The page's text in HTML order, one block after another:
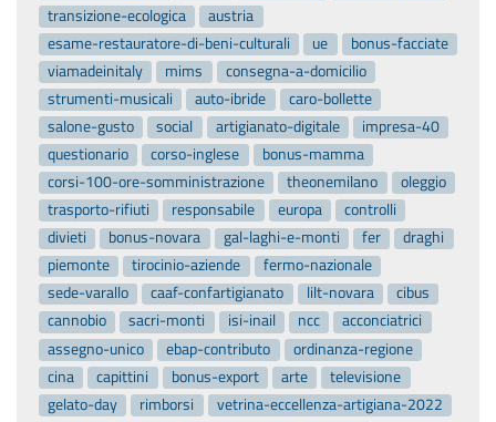
transizione-ecologica
austria
esame-restauratore-di-beni-culturali
ue
bonus-facciate
viamadeinitaly
mims
consegna-a-domicilio
strumenti-musicali
auto-ibride
caro-bollette
salone-gusto
social artigianato-digitale
impresa-40
questionario
corso-inglese
bonus-mamma
corsi-100-ore-somministrazione
theonemilano
oleggio
trasporto-rifiuti
responsabile europa
controlli
divieti
bonus-novara gal-laghi-e-monti fer
draghi
piemonte
tirocinio-aziende
fermo-nazionale
sede-varallo
caaf-confartigianato lilt-novara
cibus
cannobio
sacri-monti isi-inail ncc
acconciatrici
assegno-unico
ebap-contributo
ordinanza-regione
cina
capittini bonus-export arte
televisione
gelato-day
rimborsi
vetrina-eccellenza-artigiana-2022